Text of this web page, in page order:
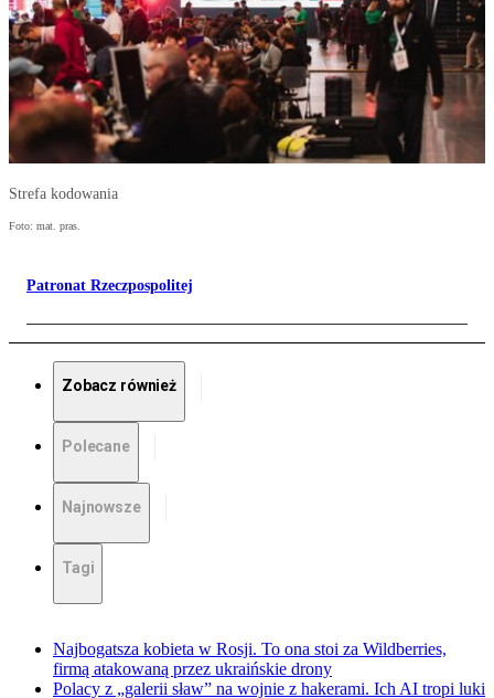
Strefa kodowania
Foto: mat. pras.
Patronat Rzeczpospolitej
Zobacz również
Polecane
Najnowsze
Tagi
Najbogatsza kobieta w Rosji. To ona stoi za Wildberries,
firmą atakowaną przez ukraińskie drony
Polacy z „galerii sław” na wojnie z hakerami. Ich AI tropi luki